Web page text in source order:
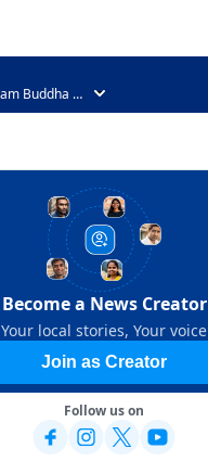
Noida, Gautam Buddha Nagar, Uttar Pradesh
Become a News Creator
Your local stories, Your voice
Join as Creator
Follow us on